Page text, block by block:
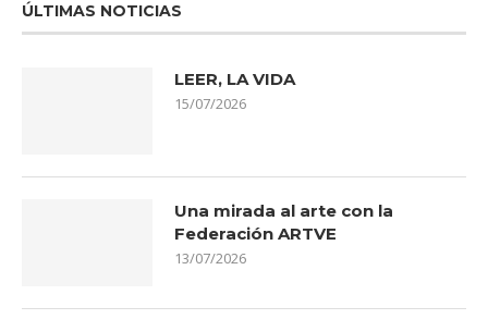
ÚLTIMAS NOTICIAS
LEER, LA VIDA
15/07/2026
Una mirada al arte con la
Federación ARTVE
13/07/2026